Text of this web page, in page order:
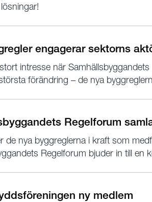
engagerar sektorns
intresse när
förändring – de nya
Regelforum
de nya byggreglerna i kraft som
Regelforum bjuder in till en
ny medlem